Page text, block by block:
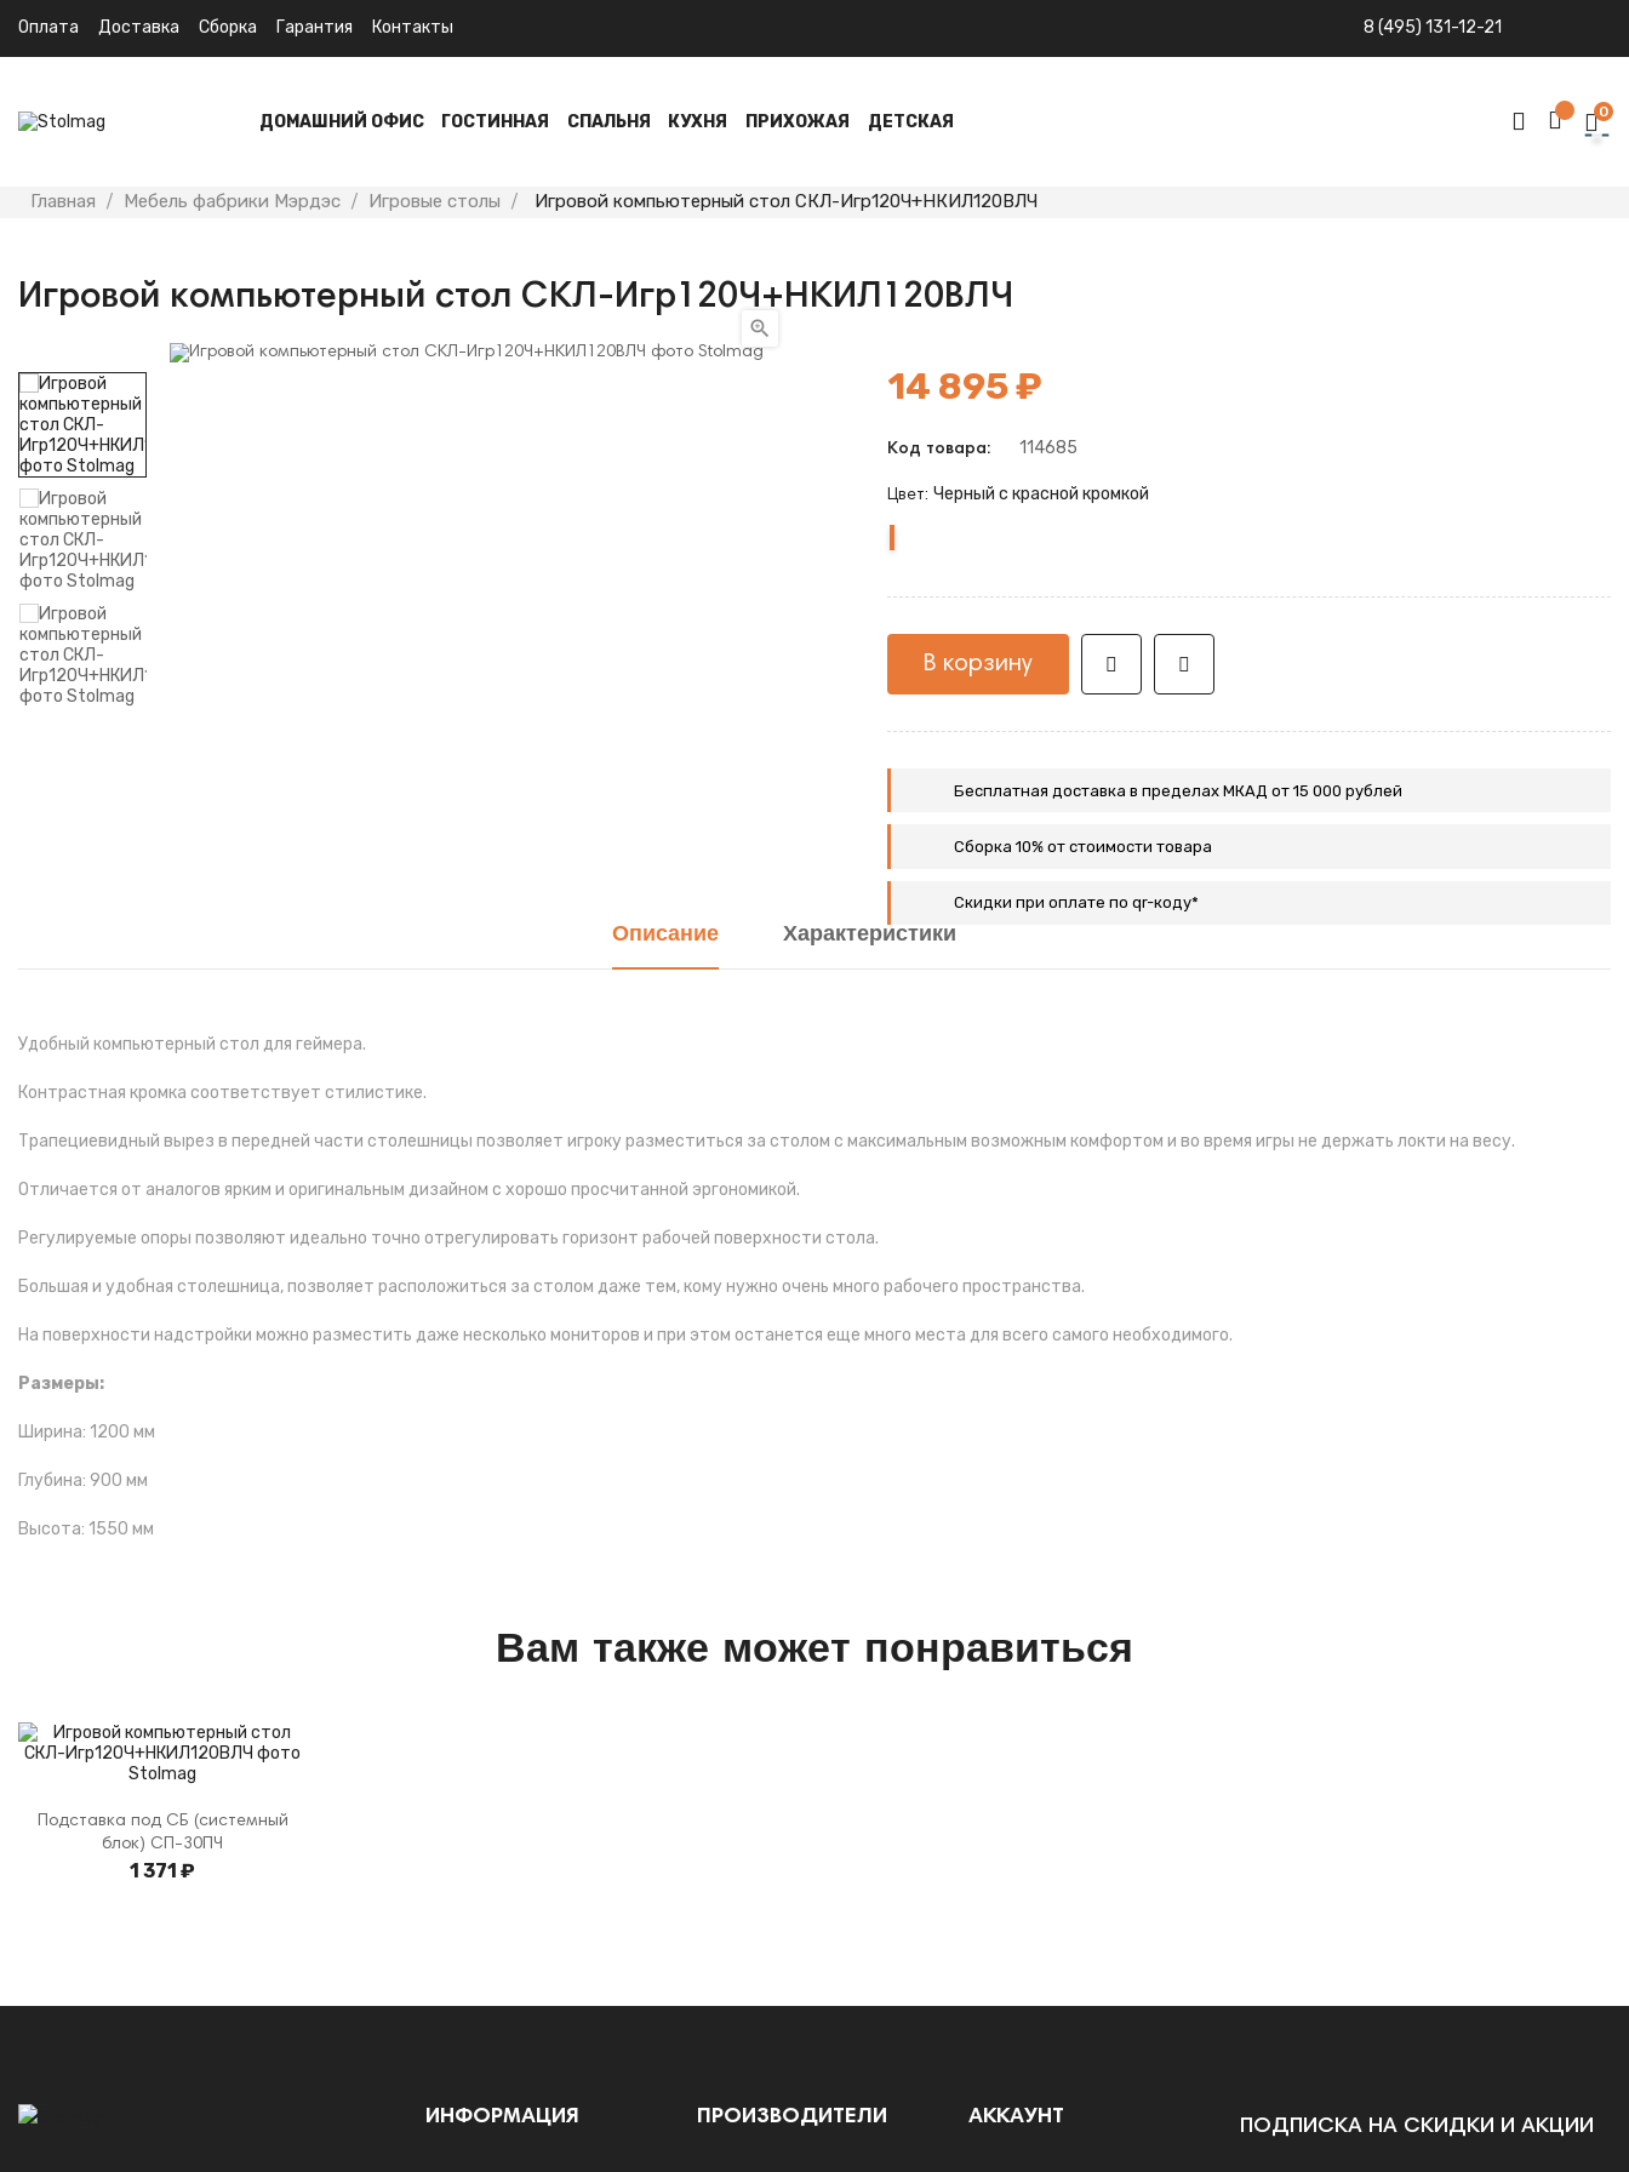
Оплата Доставка Сборка Гарантия Контакты 8 (495) 131-12-21
ДОМАШНИЙ ОФИС ГОСТИННАЯ СПАЛЬНЯ КУХНЯ ПРИХОЖАЯ ДЕТСКАЯ
0
Главная Мебель фабрики Мэрдэс Игровые столы Игровой компьютерный стол СКЛ-Игр120Ч+НКИЛ120ВЛЧ
Игровой компьютерный стол СКЛ-Игр120Ч+НКИЛ120ВЛЧ

14 895 ₽
Код товара: 114685
Цвет: Черный с красной кромкой
кромкой
с
кромкой
В корзину
Бесплатная доставка в пределах МКАД от 15 000 рублей
Сборка 10% от стоимости товара
Скидки при оплате по qr-коду*
Описание Характеристики
Удобный компьютерный стол для геймера.
Контрастная кромка соответствует стилистике.
Трапециевидный вырез в передней части столешницы позволяет игроку разместиться за столом с максимальным возможным комфортом и во время игры не держать локти на весу.
Отличается от аналогов ярким и оригинальным дизайном с хорошо просчитанной эргономикой.
Регулируемые опоры позволяют идеально точно отрегулировать горизонт рабочей поверхности стола.
Большая и удобная столешница, позволяет расположиться за столом даже тем, кому нужно очень много рабочего пространства.
На поверхности надстройки можно разместить даже несколько мониторов и при этом останется еще много места для всего самого необходимого.
Размеры:
Ширина: 1200 мм
Глубина: 900 мм
Высота: 1550 мм
Вам также может понравиться
Подставка под СБ (системный
блок) СП-30ПЧ
1 371 ₽
ИНФОРМАЦИЯ ПРОИЗВОДИТЕЛИ АККАУНТ ПОДПИСКА НА СКИДКИ И АКЦИИ